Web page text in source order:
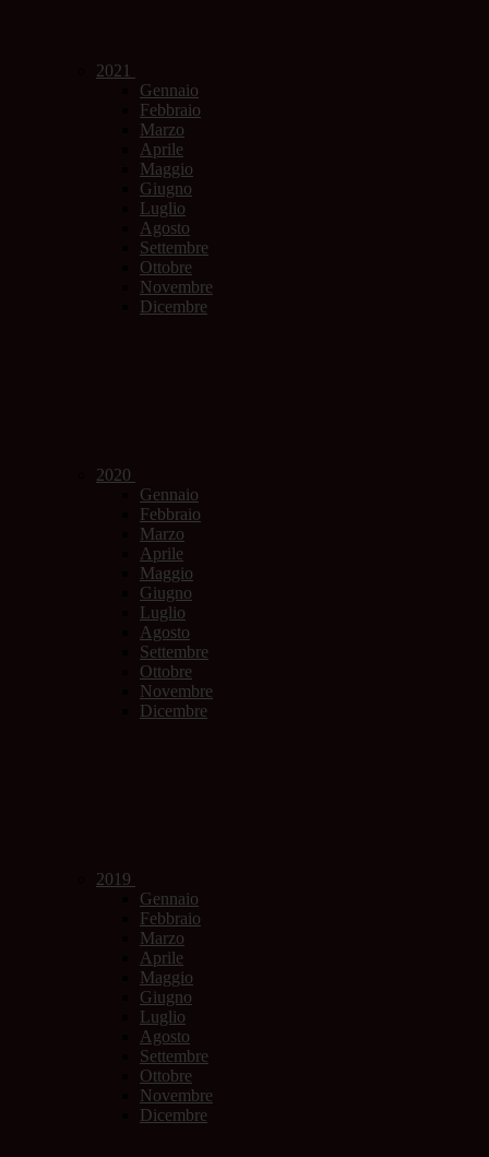
2021
Gennaio
Febbraio
Marzo
Aprile
Maggio
Giugno
Luglio
Agosto
Settembre
Ottobre
Novembre
Dicembre
2020
Gennaio
Febbraio
Marzo
Aprile
Maggio
Giugno
Luglio
Agosto
Settembre
Ottobre
Novembre
Dicembre
2019
Gennaio
Febbraio
Marzo
Aprile
Maggio
Giugno
Luglio
Agosto
Settembre
Ottobre
Novembre
Dicembre